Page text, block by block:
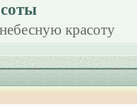
красоту